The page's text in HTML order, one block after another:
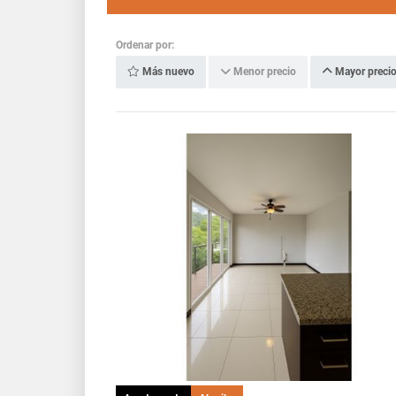
Ordenar por:
Más nuevo Menor precio Mayor precio